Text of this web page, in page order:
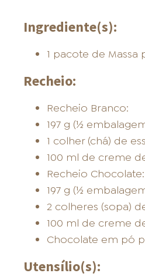
Ingrediente(s):
1 pacote de Massa
Recheio:
Recheio Branco:
197 g (½
1 colher (chá) de
100 ml de creme
Recheio Chocolate:
197 g (½
2 colheres (sopa)
100 ml de creme
Chocolate em pó
Utensílio(s):